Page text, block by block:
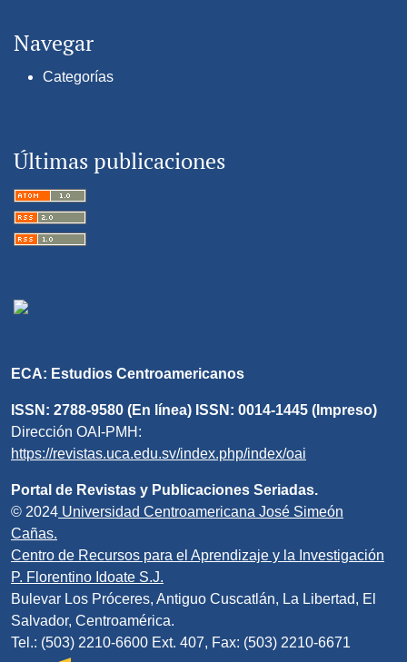
Navegar
Categorías
Últimas publicaciones
ECA: Estudios Centroamericanos
ISSN: 2788-9580 (En línea) ISSN: 0014-1445 (Impreso)
Dirección OAI-PMH:
https://revistas.uca.edu.sv/index.php/index/oai
Portal de Revistas y Publicaciones Seriadas.
© 2024 Universidad Centroamericana José Simeón
Cañas.
Centro de Recursos para el Aprendizaje y la Investigación
P. Florentino Idoate S.J.
Bulevar Los Próceres, Antiguo Cuscatlán, La Libertad, El
Salvador, Centroamérica.
Tel.: (503) 2210-6600 Ext. 407, Fax: (503) 2210-6671